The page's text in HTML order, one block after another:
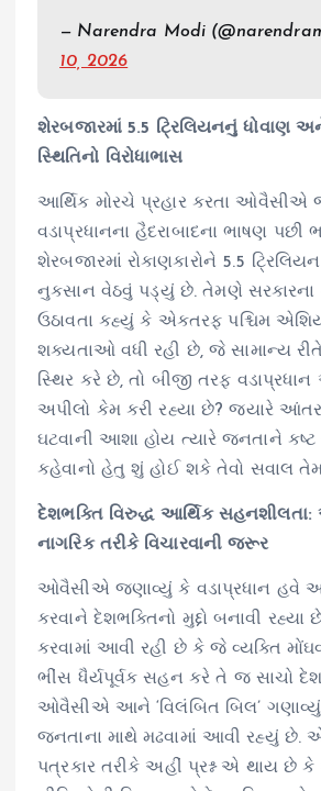
— Narendra Modi
10, 2026
શેરબજારમાં 5.5 ટ્રિલિયનનું ધોવાણ
સ્થિતિનો વિરોધાભાસ
આર્થિક મોરચે પ્રહાર કરતા ઓવૈસીએ
વડાપ્રધાનના હૈદરાબાદના ભાષણ પછી
શેરબજારમાં રોકાણકારોને 5.5
નુકસાન વેઠવું પડ્યું છે. તેમણે સરકારના
ઉઠાવતા કહ્યું કે એકતરફ પશ્ચિમ
શક્યતાઓ વધી રહી છે, જે સામાન્ય
સ્થિર કરે છે, તો બીજી તરફ
અપીલો કેમ કરી રહ્યા છે? જ્યારે
ઘટવાની આશા હોય ત્યારે જનતાને કષ્ટ
કહેવાનો હેતુ શું હોઈ શકે તેવો સવાલ
દેશભક્તિ વિરુદ્ધ આર્થિક
નાગરિક તરીકે વિચારવાની જરૂર
ઓવૈસીએ જણાવ્યું કે વડાપ્રધાન હવે
કરવાને દેશભક્તિનો મુદ્દો બનાવી
કરવામાં આવી રહી છે કે જે વ્યક્તિ
ભીંસ ધૈર્યપૂર્વક સહન કરે તે જ સાચો
ઓવૈસીએ આને ‘વિલંબિત બિલ’
જનતાના માથે મઢવામાં આવી રહ્યું છે.
પત્રકાર તરીકે અહીં પ્રશ્ન એ થાય છે